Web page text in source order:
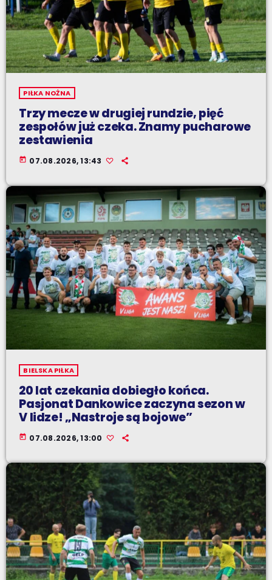
PIŁKA NOŻNA
Trzy mecze w drugiej rundzie, pięć
zespołów już czeka. Znamy pucharowe
zestawienia
today 07.08.2026, 13:43
BIELSKA PIŁKA
20 lat czekania dobiegło końca.
Pasjonat Dankowice zaczyna sezon w
V lidze! „Nastroje są bojowe”
today 07.08.2026, 13:00